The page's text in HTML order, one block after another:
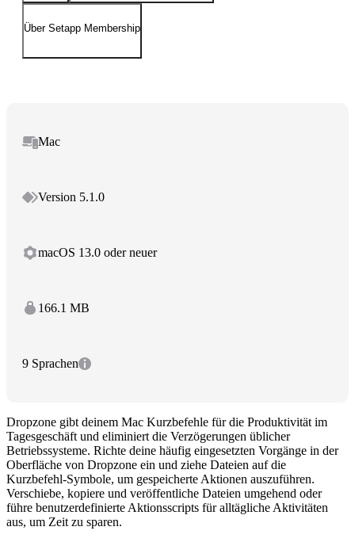
Über Setapp Membership
Mac
Version 5.1.0
macOS 13.0 oder neuer
166.1 MB
9 Sprachen
Dropzone gibt deinem Mac Kurzbefehle für die Produktivität im
Tagesgeschäft und eliminiert die Verzögerungen üblicher
Betriebssysteme. Richte deine häufig eingesetzten Vorgänge in der
Oberfläche von Dropzone ein und ziehe Dateien auf die
Kurzbefehl-Symbole, um gespeicherte Aktionen auszuführen.
Verschiebe, kopiere und veröffentliche Dateien umgehend oder
führe benutzerdefinierte Aktionsscripts für alltägliche Aktivitäten
aus, um Zeit zu sparen.